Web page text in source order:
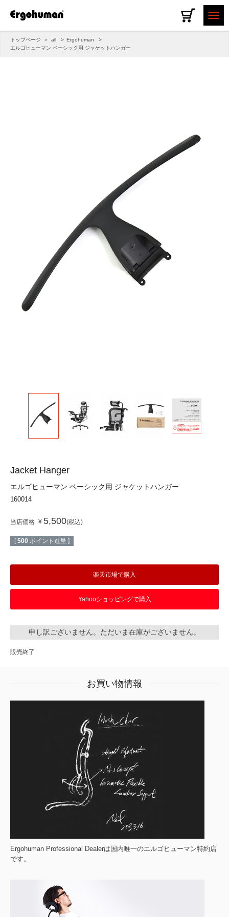
トップページ all
Ergohuman
エルゴヒューマン ベーシック用 ジャケットハンガー
Jacket Hanger
エルゴヒューマン ベーシック用 ジャケットハンガー
160014
当店価格 ¥ 5,500 税込
[ 500 ポイント進呈 ]
楽天市場で購入
Yahooショッピングで購入
申し訳ございません。ただいま在庫がございません。
販売終了
お買い物情報
Ergohuman Professional Dealerは国内唯一のエルゴヒューマン特約店
です。